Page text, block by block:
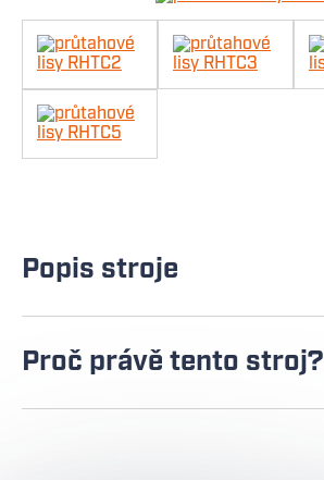
Popis stroje
Proč právě tento stroj?